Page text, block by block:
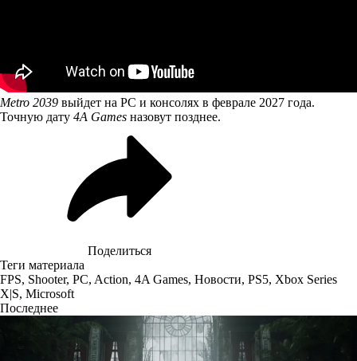
Metro 2039 выйдет на PC и консолях в феврале 2027 года.
Точную дату 4A Games назовут позднее.
Поделиться
Теги материала
FPS, Shooter, PC, Action, 4A Games, Новости, PS5, Xbox Series
X|S, Microsoft
Последнее